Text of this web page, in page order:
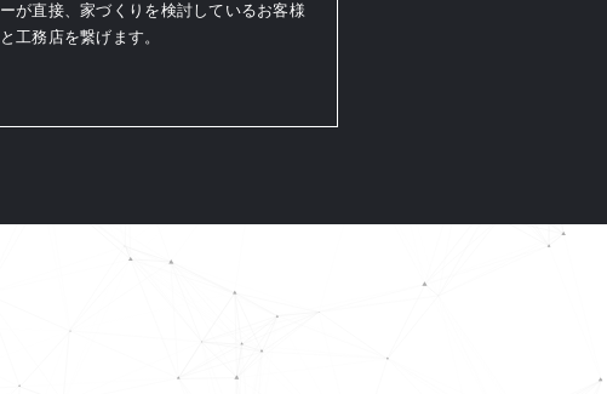
ーが直接、家づくりを検討しているお客様
と工務店を繋げます。